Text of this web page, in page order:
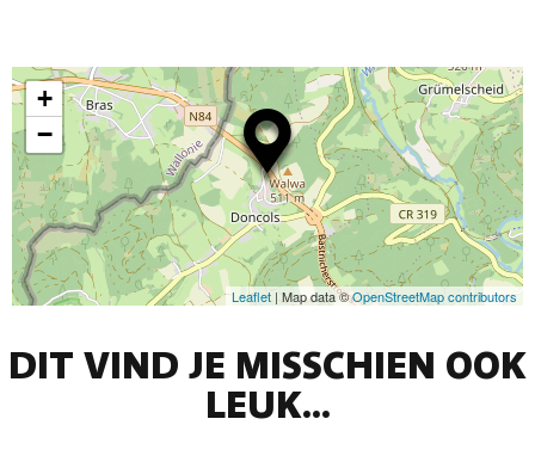
+
−
Leaflet | Map data ©OpenStreetMap contributors
DIT VIND JE MISSCHIEN OOK
LEUK...